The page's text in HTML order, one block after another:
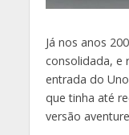
Já nos anos
consolidada, e
entrada do
que tinha até
versão